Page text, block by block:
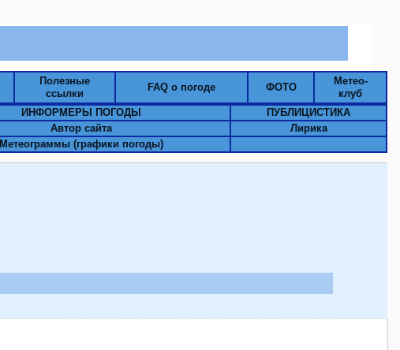
Полезные
ссылки
FAQ о погоде ФОТО
Метео-
клуб
ИНФОРМЕРЫ ПОГОДЫ
ПУБЛИЦИСТИКА
Автор сайта
Лирика
Метеограммы (графики погоды)